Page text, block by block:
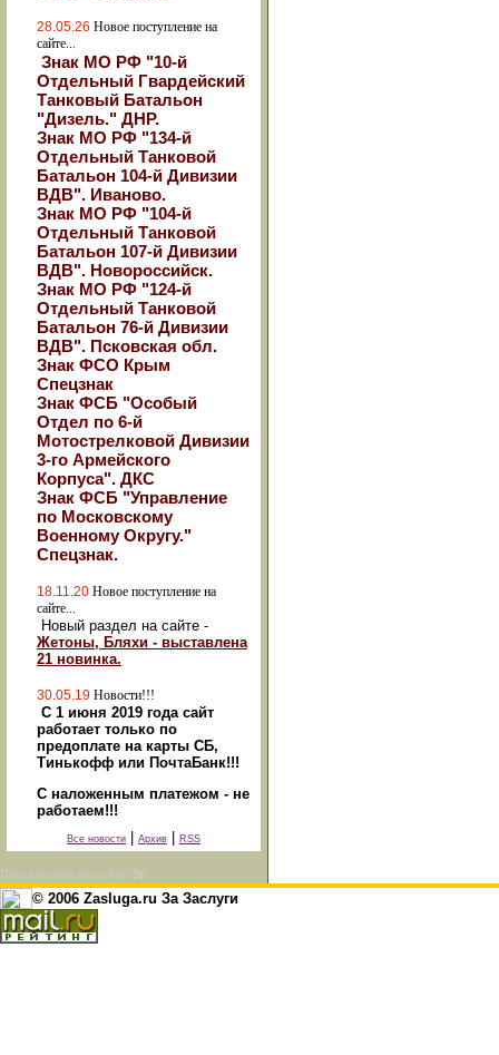
28.05.26 Новое поступление на
сайте...
Знак МО РФ "10-й
Отдельный Гвардейский
Танковый Батальон
"Дизель." ДНР.
Знак МО РФ "134-й
Отдельный Танковой
Батальон 104-й Дивизии
ВДВ". Иваново.
Знак МО РФ "104-й
Отдельный Танковой
Батальон 107-й Дивизии
ВДВ". Новороссийск.
Знак МО РФ "124-й
Отдельный Танковой
Батальон 76-й Дивизии
ВДВ". Псковская обл.
Знак ФСО Крым
Спецзнак
Знак ФСБ "Особый
Отдел по 6-й
Мотострелковой Дивизии
3-го Армейского
Корпуса". ДКС
Знак ФСБ "Управление
по Московскому
Военному Округу."
Спецзнак.
18.11.20 Новое поступление на
сайте...
Новый раздел на сайте -
Жетоны, Бляхи - выставлена
21 новинка.
30.05.19 Новости!!!
С 1 июня 2019 года сайт
работает только по
предоплате на карты СБ,
Тинькофф или ПочтаБанк!!!
С наложенным платежом - не
работаем!!!
Все новости Архив RSS
Посетителей на сайте: 36
© 2006 Zasluga.ru За Заслуги